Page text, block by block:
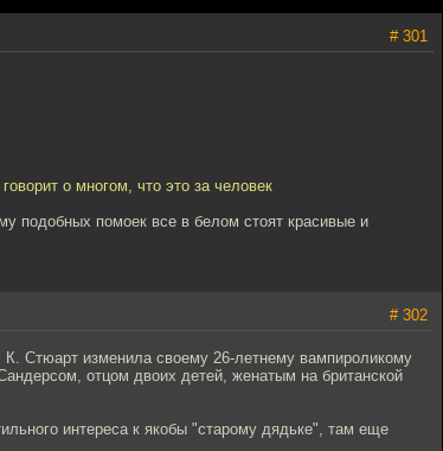
# 301
о многом, что это за человек
подобных помоек все в белом стоят красивые и
# 302
Стюарт изменила своему 26-летнему вампироликому
отцом двоих детей, женатым на британской
интереса к якобы "старому дядьке", там еще